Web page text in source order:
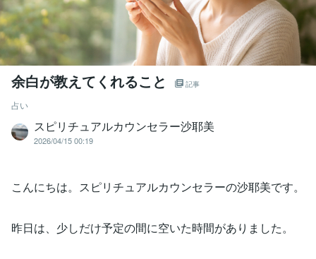
余白が教えてくれること 記事
占い
スピリチュアルカウンセラー沙耶美
2026/04/15 00:19
こんにちは。スピリチュアルカウンセラーの沙耶美です。
昨日は、少しだけ予定の間に空いた時間がありました。